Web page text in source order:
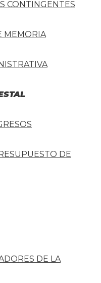
CONTINGENTES
MEMORIA
DE
DE LA